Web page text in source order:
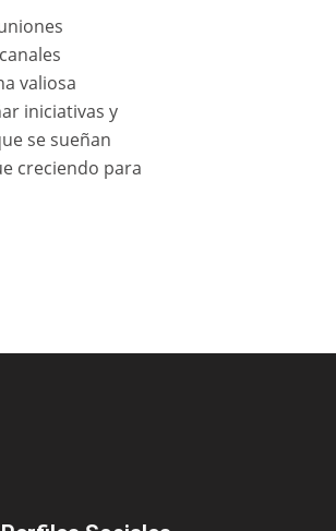
valiosa
iniciativas y
se sueñan
creciendo para